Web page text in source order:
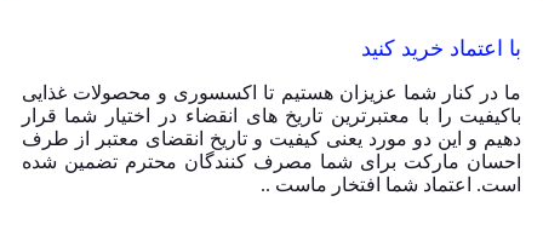
با اعتماد خرید کنید
ما در کنار شما عزیزان هستیم تا اکسسوری و محصولات غذایی
باکیفیت را با معتبرترین تاریخ های انقضاء در اختیار شما قرار
دهیم و این دو مورد یعنی کیفیت و تاریخ انقضای معتبر از طرف
احسان مارکت برای شما مصرف کنندگان محترم تضمین شده
است. اعتماد شما افتخار ماست ..